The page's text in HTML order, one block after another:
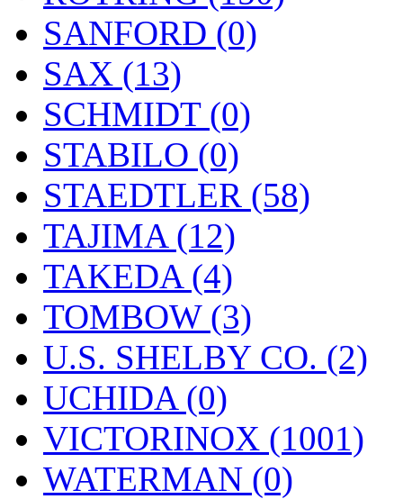
SANFORD (0)
SAX (13)
SCHMIDT (0)
STABILO (0)
STAEDTLER (58)
TAJIMA (12)
TAKEDA (4)
TOMBOW (3)
U.S. SHELBY CO. (2)
UCHIDA (0)
VICTORINOX (1001)
WATERMAN (0)